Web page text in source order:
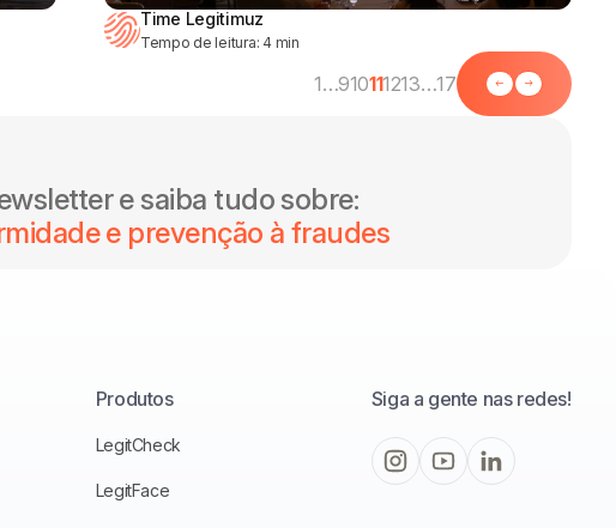
Time Legitimuz
Tempo de leitura: 4 min
1…910111213…17
e saiba tudo sobre:
e prevenção à fraudes
Produtos
LegitCheck
LegitFace
Siga a gente nas redes!